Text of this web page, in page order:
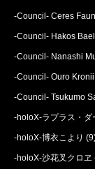
-Council- Ceres
-Council- Hakos
-Council- Nanashi
-Council- Ouro Kronii
-Council- Tsukumo
-holoX-ラプラス・ダ
-holoX-博衣こより
-holoX-沙花叉クロヱ